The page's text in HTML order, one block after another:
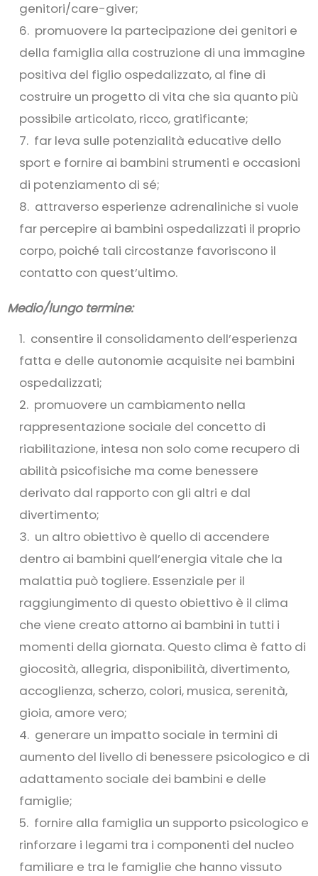
genitori/care-giver;
promuovere la partecipazione dei genitori e
della famiglia alla costruzione di una immagine
positiva del figlio ospedalizzato, al fine di
costruire un progetto di vita che sia quanto più
possibile articolato, ricco, gratificante;
far leva sulle potenzialità educative dello
sport e fornire ai bambini strumenti e occasioni
di potenziamento di sé;
attraverso esperienze adrenaliniche si vuole
far percepire ai bambini ospedalizzati il proprio
corpo, poiché tali circostanze favoriscono il
contatto con quest’ultimo.
Medio/lungo termine:
consentire il consolidamento dell’esperienza
fatta e delle autonomie acquisite nei bambini
ospedalizzati;
promuovere un cambiamento nella
rappresentazione sociale del concetto di
riabilitazione, intesa non solo come recupero di
abilità psicofisiche ma come benessere
derivato dal rapporto con gli altri e dal
divertimento;
un altro obiettivo è quello di accendere
dentro ai bambini quell’energia vitale che la
malattia può togliere. Essenziale per il
raggiungimento di questo obiettivo è il clima
che viene creato attorno ai bambini in tutti i
momenti della giornata. Questo clima è fatto di
giocosità, allegria, disponibilità, divertimento,
accoglienza, scherzo, colori, musica, serenità,
gioia, amore vero;
generare un impatto sociale in termini di
aumento del livello di benessere psicologico e di
adattamento sociale dei bambini e delle
famiglie;
fornire alla famiglia un supporto psicologico e
rinforzare i legami tra i componenti del nucleo
familiare e tra le famiglie che hanno vissuto